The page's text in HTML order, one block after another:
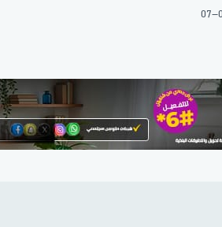
07-